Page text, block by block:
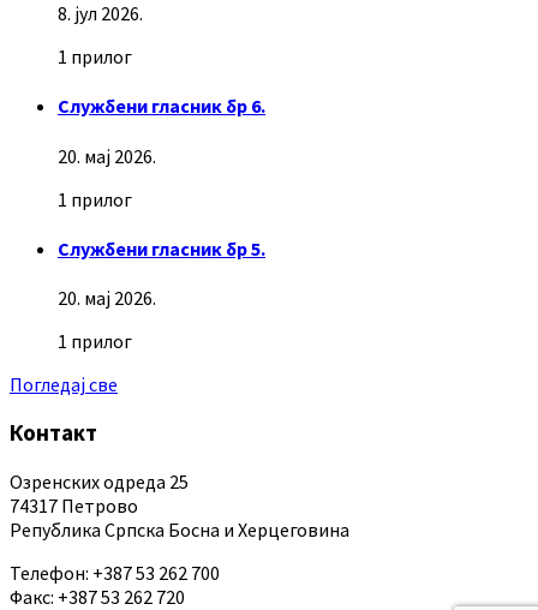
8. јул 2026.
1 прилог
Службени гласник бр 6.
20. мај 2026.
1 прилог
Службени гласник бр 5.
20. мај 2026.
1 прилог
Погледај све
Контакт
Озренских одреда 25
74317 Петрово
Република Српска Босна и Херцеговина
Телефон: +387 53 262 700
Факс: +387 53 262 720